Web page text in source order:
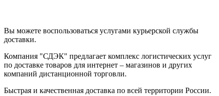
Вы можете воспользоваться услугами курьерской службы
доставки.
Компания "СДЭК" предлагает комплекс логистических услуг
по доставке товаров для интернет – магазинов и других
компаний дистанционной торговли.
Быстрая и качественная доставка по всей территории России.